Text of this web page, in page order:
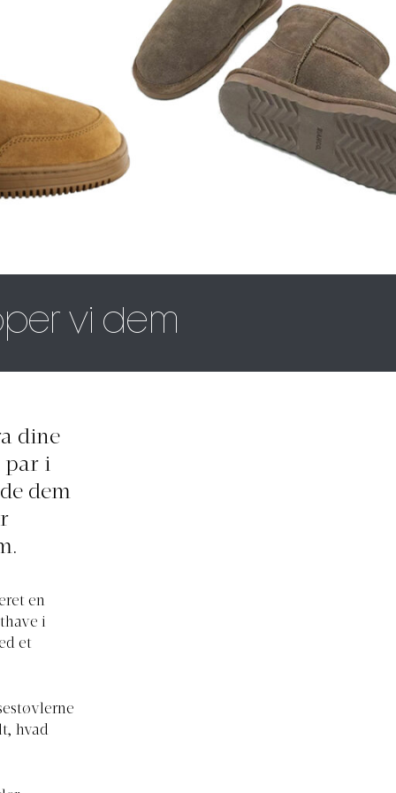
vi dem
dine
par i
dem
en
i
et
hvad